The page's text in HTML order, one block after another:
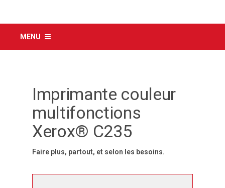
MENU
Imprimante couleur
multifonctions
Xerox® C235
Faire plus, partout, et selon les besoins.